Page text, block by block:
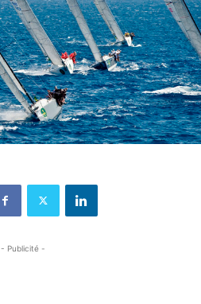
- Publicité -